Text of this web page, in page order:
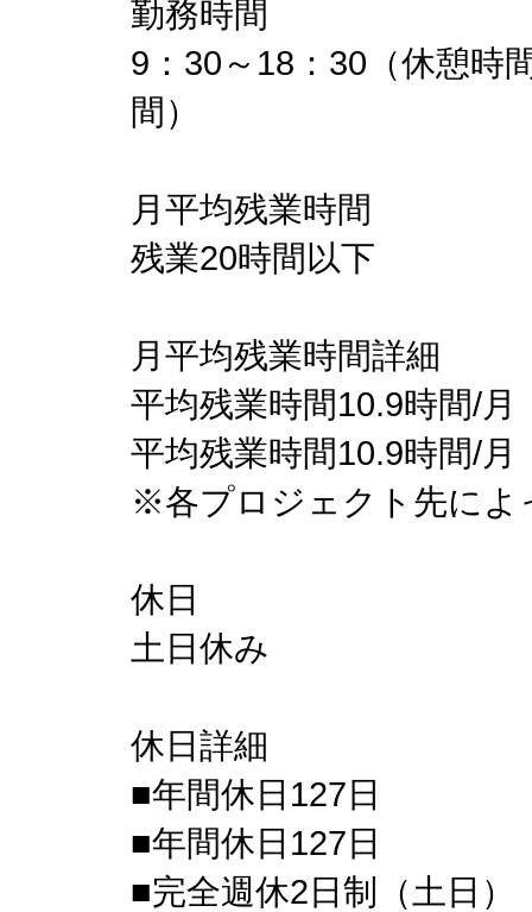
勤務時間
9：30～18：30（休憩時
間）
月平均残業時間
残業20時間以下
月平均残業時間詳細
平均残業時間10.9時間/月
平均残業時間10.9時間/月
※各プロジェクト先によ
休日
土日休み
休日詳細
■年間休日127日
■年間休日127日
■完全週休2日制（土日）